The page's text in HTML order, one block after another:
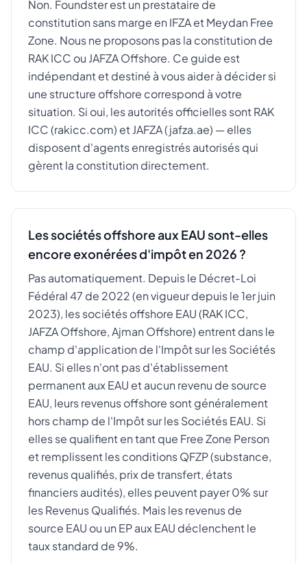
Non. Foundster est un prestataire de
constitution sans marge en IFZA et Meydan Free
Zone. Nous ne proposons pas la constitution de
RAK ICC ou JAFZA Offshore. Ce guide est
indépendant et destiné à vous aider à décider si
une structure offshore correspond à votre
situation. Si oui, les autorités officielles sont RAK
ICC (rakicc.com) et JAFZA (jafza.ae) — elles
disposent d'agents enregistrés autorisés qui
gèrent la constitution directement.
Les sociétés offshore aux EAU sont-elles
encore exonérées d'impôt en 2026 ?
Pas automatiquement. Depuis le Décret-Loi
Fédéral 47 de 2022 (en vigueur depuis le 1er juin
2023), les sociétés offshore EAU (RAK ICC,
JAFZA Offshore, Ajman Offshore) entrent dans le
champ d'application de l'Impôt sur les Sociétés
EAU. Si elles n'ont pas d'établissement
permanent aux EAU et aucun revenu de source
EAU, leurs revenus offshore sont généralement
hors champ de l'Impôt sur les Sociétés EAU. Si
elles se qualifient en tant que Free Zone Person
et remplissent les conditions QFZP (substance,
revenus qualifiés, prix de transfert, états
financiers audités), elles peuvent payer 0% sur
les Revenus Qualifiés. Mais les revenus de
source EAU ou un EP aux EAU déclenchent le
taux standard de 9%.